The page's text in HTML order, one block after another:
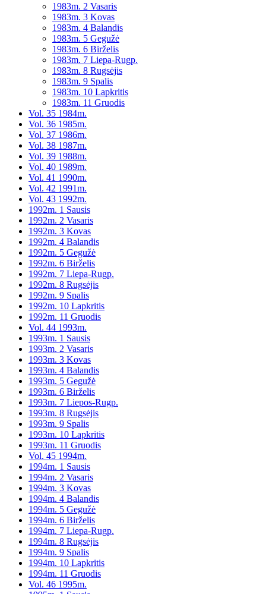
1983m. 2 Vasaris
1983m. 3 Kovas
1983m. 4 Balandis
1983m. 5 Gegužė
1983m. 6 Birželis
1983m. 7 Liepa-Rugp.
1983m. 8 Rugsėjis
1983m. 9 Spalis
1983m. 10 Lapkritis
1983m. 11 Gruodis
Vol. 35 1984m.
Vol. 36 1985m.
Vol. 37 1986m.
Vol. 38 1987m.
Vol. 39 1988m.
Vol. 40 1989m.
Vol. 41 1990m.
Vol. 42 1991m.
Vol. 43 1992m.
1992m. 1 Sausis
1992m. 2 Vasaris
1992m. 3 Kovas
1992m. 4 Balandis
1992m. 5 Gegužė
1992m. 6 Birželis
1992m. 7 Liepa-Rugp.
1992m. 8 Rugsėjis
1992m. 9 Spalis
1992m. 10 Lapkritis
1992m. 11 Gruodis
Vol. 44 1993m.
1993m. 1 Sausis
1993m. 2 Vasaris
1993m. 3 Kovas
1993m. 4 Balandis
1993m. 5 Gegužė
1993m. 6 Birželis
1993m. 7 Liepos-Rugp.
1993m. 8 Rugsėjis
1993m. 9 Spalis
1993m. 10 Lapkritis
1993m. 11 Gruodis
Vol. 45 1994m.
1994m. 1 Sausis
1994m. 2 Vasaris
1994m. 3 Kovas
1994m. 4 Balandis
1994m. 5 Gegužė
1994m. 6 Birželis
1994m. 7 Liepa-Rugp.
1994m. 8 Rugsėjis
1994m. 9 Spalis
1994m. 10 Lapkritis
1994m. 11 Gruodis
Vol. 46 1995m.